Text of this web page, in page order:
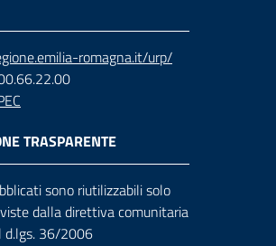
romagna.it/urp/
TRASPARENTE
sono riutilizzabili solo
dalla direttiva comunitaria
d.lgs. 36/2006